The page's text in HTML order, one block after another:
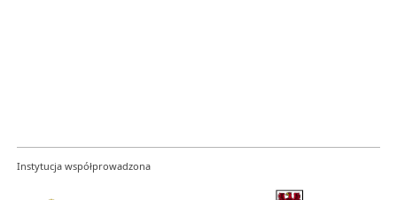
Instytucja współprowadzona